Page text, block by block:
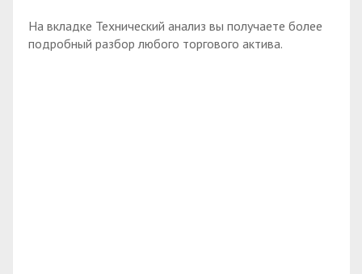
На вкладке Технический анализ вы получаете более
подробный разбор любого торгового актива.